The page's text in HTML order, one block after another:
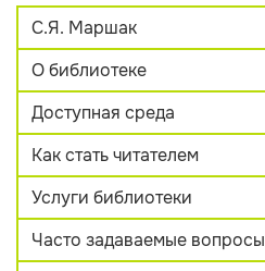
С.Я. Маршак
О библиотеке
Доступная среда
Как стать читателем
Услуги библиотеки
Часто задаваемые вопросы